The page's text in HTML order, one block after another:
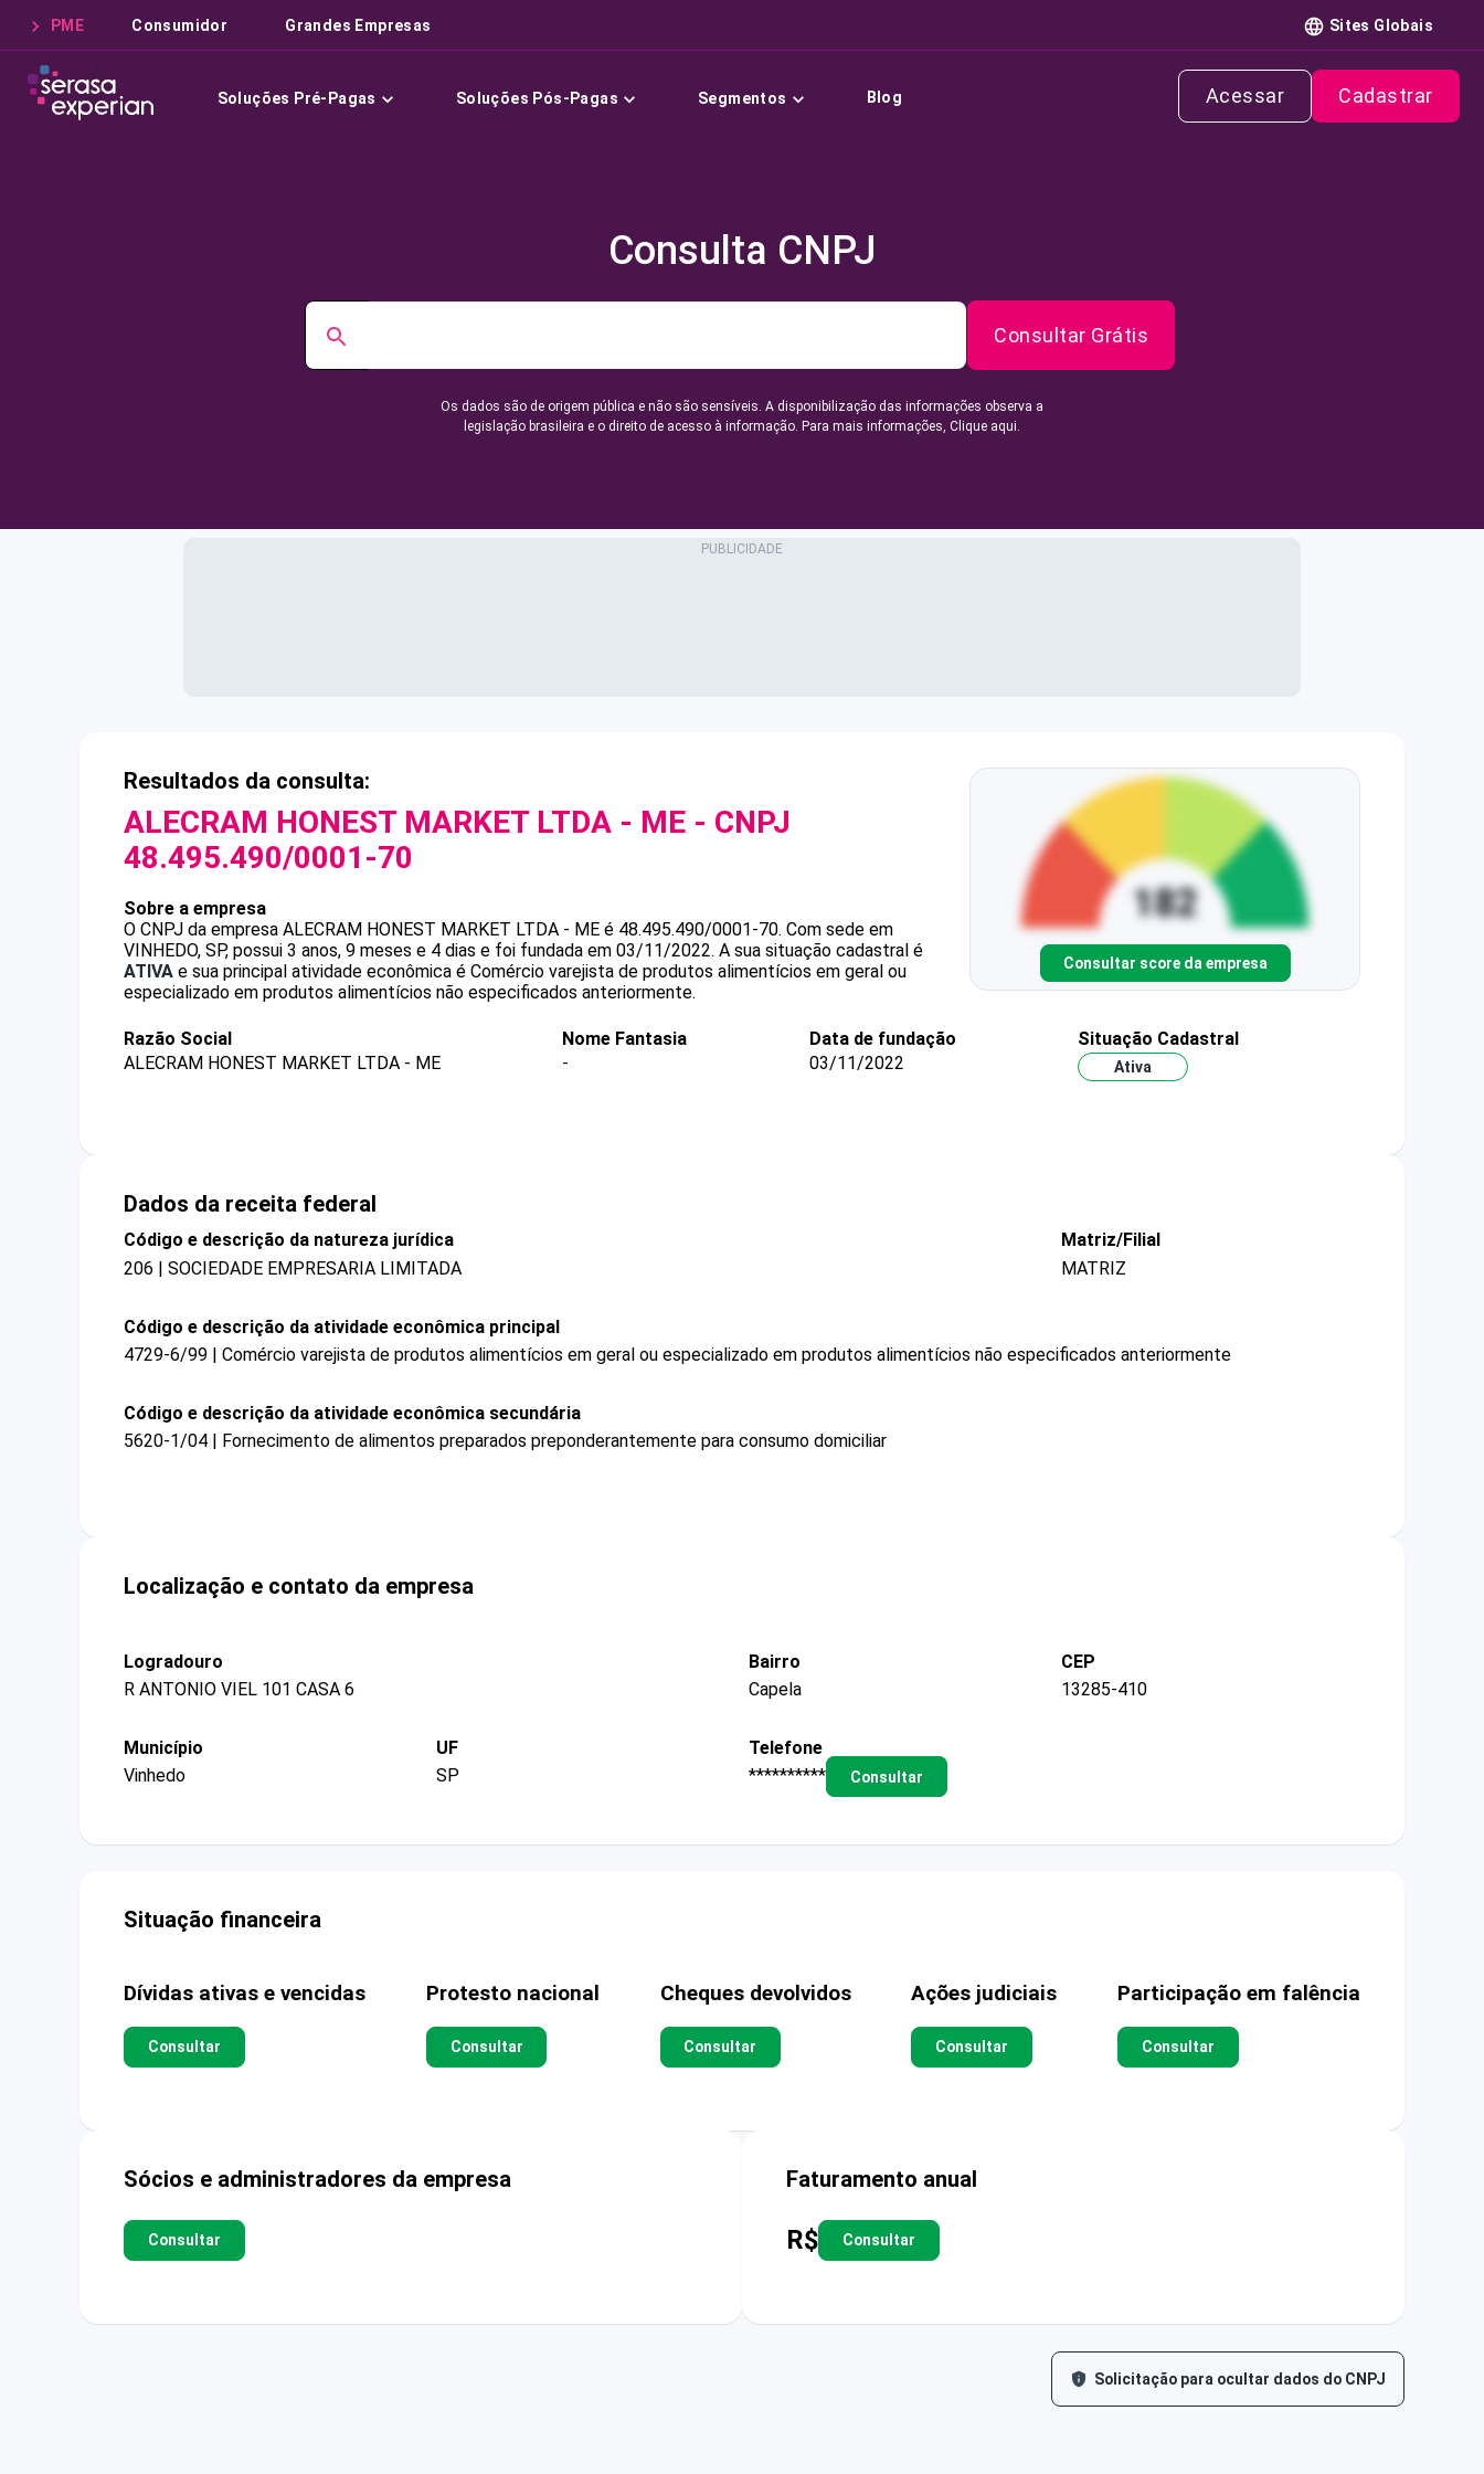
PME Consumidor Grandes Empresas Sites Globais
Soluções Pré-Pagas Soluções Pós-Pagas Segmentos Blog Acessar Cadastrar
Consulta CNPJ
Consultar Grátis
Os dados são de origem pública e não são sensíveis. A disponibilização das informações observa a
legislação brasileira e o direito de acesso à informação. Para mais informações, Clique aqui.
Resultados da consulta:
ALECRAM HONEST MARKET LTDA - ME - CNPJ
48.495.490/0001-70
Sobre a empresa
O CNPJ da empresa ALECRAM HONEST MARKET LTDA - ME é 48.495.490/0001-70. Com sede em
VINHEDO, SP, possui 3 anos, 9 meses e 4 dias e foi fundada em 03/11/2022. A sua situação cadastral é
ATIVA e sua principal atividade econômica é Comércio varejista de produtos alimentícios em geral ou
especializado em produtos alimentícios não especificados anteriormente.
Consultar score da empresa
Razão Social
ALECRAM HONEST MARKET LTDA - ME
Nome Fantasia
-
Data de fundação
03/11/2022
Situação Cadastral
Ativa
Dados da receita federal
Código e descrição da natureza jurídica
206 | SOCIEDADE EMPRESARIA LIMITADA
Matriz/Filial
MATRIZ
Código e descrição da atividade econômica principal
4729-6/99 | Comércio varejista de produtos alimentícios em geral ou especializado em produtos alimentícios não especificados anteriormente
Código e descrição da atividade econômica secundária
5620-1/04 | Fornecimento de alimentos preparados preponderantemente para consumo domiciliar
Localização e contato da empresa
Logradouro
R ANTONIO VIEL 101 CASA 6
Bairro
Capela
CEP
13285-410
Município
Vinhedo
UF
SP
Telefone
**********
Consultar
Situação financeira
Dívidas ativas e vencidas
Consultar
Protesto nacional
Consultar
Cheques devolvidos
Consultar
Ações judiciais
Consultar
Participação em falência
Consultar
Sócios e administradores da empresa
Consultar
Faturamento anual
R$ Consultar
Solicitação para ocultar dados do CNPJ